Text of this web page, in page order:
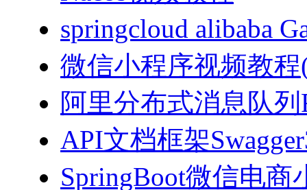
springcloud alibaba
微信小程序视频教程
阿里分布式消息队
API文档框架
SpringBoot微信电商